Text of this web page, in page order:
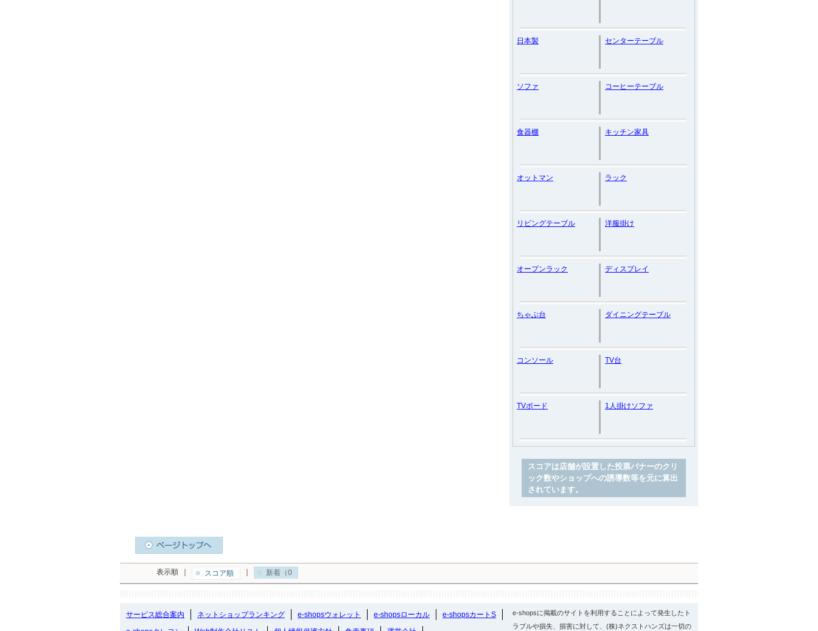
日本製 センターテーブル
ソファ コーヒーテーブル
食器棚 キッチン家具
オットマン ラック
リビングテーブル 洋服掛け
オープンラック ディスプレイ
ちゃぶ台 ダイニングテーブル
コンソール TV台
TVボード 1人掛けソファ
スコアは店舗が設置した投票バナーのクリ
ック数やショップへの誘導数等を元に算出
されています。
表示順 スコア順 新着（0
サービス総合案内 ネットショップランキング e-shopsウォレット e-shopsローカル
e-shopsカートS
e-shopsに掲載のサイトを利用することによって発生したト
ラブルや損失、損害に対して、(株)ネクストハンズは一切の